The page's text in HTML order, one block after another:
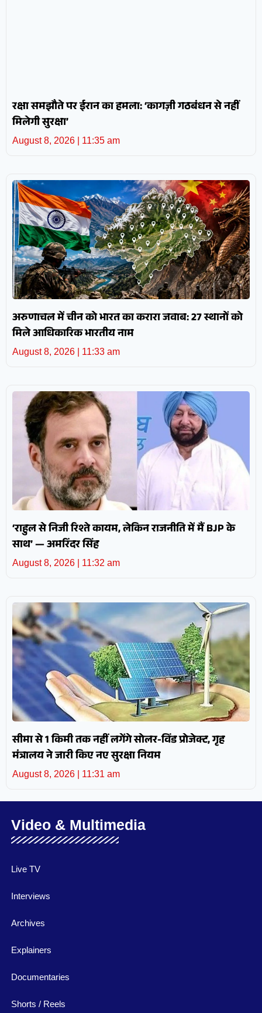
रक्षा समझौते पर ईरान का हमला: ‘कागज़ी गठबंधन से नहीं
मिलेगी सुरक्षा’
August 8, 2026 11:35 am
अरुणाचल में चीन को भारत का करारा जवाब: 27 स्थानों को
मिले आधिकारिक भारतीय नाम
August 8, 2026 11:33 am
‘राहुल से निजी रिश्ते कायम, लेकिन राजनीति में मैं BJP के
साथ’ — अमरिंदर सिंह
August 8, 2026 11:32 am
सीमा से 1 किमी तक नहीं लगेंगे सोलर-विंड प्रोजेक्ट, गृह
मंत्रालय ने जारी किए नए सुरक्षा नियम
August 8, 2026 11:31 am
Video & Multimedia
Live TV
Interviews
Archives
Explainers
Documentaries
Shorts / Reels